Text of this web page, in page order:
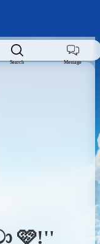
Search Message
🩷!''